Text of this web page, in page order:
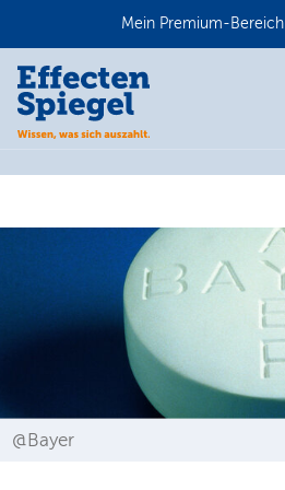
Mein Premium-Bereich
@Bayer
Anmelden